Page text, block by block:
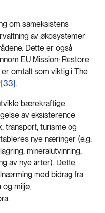
om sameksistens
av økosystemer
Dette er også
EU Mission: Restore
er omtalt som viktig i The
[33].
bærekraftige
av eksisterende
transport, turisme og
nye næringer (e.g.
mineralutvinning,
av nye arter). Dette
med bidrag fra
og miljø,